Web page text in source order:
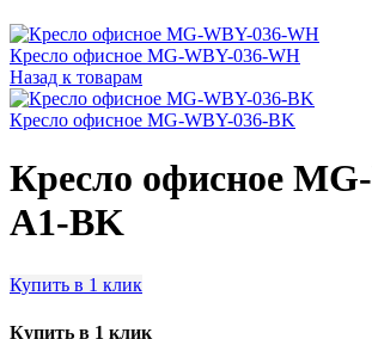
Кресло офисное MG-WBY-036-WH
Назад к товарам
Кресло офисное MG-WBY-036-BK
Кресло офисное
A1-BK
Купить в 1 клик
Купить в 1 клик